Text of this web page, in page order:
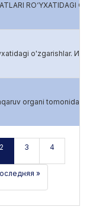
o'zgarishlar.
organi tomonidan
2 3 4
»